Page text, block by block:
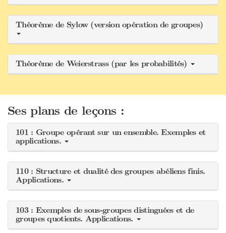
Théorème de Sylow (version opération de groupes)
Théorème de Weierstrass (par les probabilités)
Ses plans de leçons :
101 : Groupe opérant sur un ensemble. Exemples et
applications.
110 : Structure et dualité des groupes abéliens finis.
Applications.
103 : Exemples de sous-groupes distinguées et de
groupes quotients. Applications.